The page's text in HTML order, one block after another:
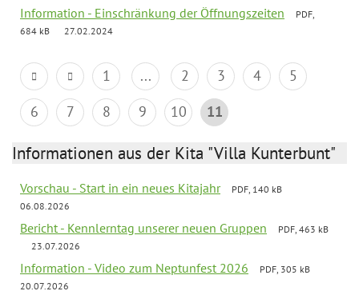
Information - Einschränkung der Öffnungszeiten
PDF,
684 kB
27.02.2024
1 ... 2 3 4
5
6
7 8 9 10 11
Informationen aus der Kita "Villa Kunterbunt"
Vorschau - Start in ein neues Kitajahr
PDF, 140 kB
06.08.2026
Bericht - Kennlerntag unserer neuen Gruppen
PDF, 463 kB
23.07.2026
Information - Video zum Neptunfest 2026
PDF, 305 kB
20.07.2026